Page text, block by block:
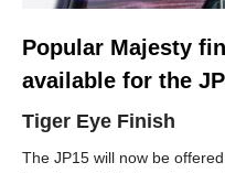
Popular Majesty
available for the
Tiger Eye Finish
The JP15 will now be